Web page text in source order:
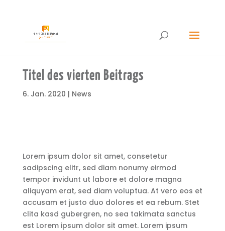
Titel des vierten Beitrags
6. Jan. 2020 | News
Lorem ipsum dolor sit amet, consetetur
sadipscing elitr, sed diam nonumy eirmod
tempor invidunt ut labore et dolore magna
aliquyam erat, sed diam voluptua. At vero eos et
accusam et justo duo dolores et ea rebum. Stet
clita kasd gubergren, no sea takimata sanctus
est Lorem ipsum dolor sit amet. Lorem ipsum